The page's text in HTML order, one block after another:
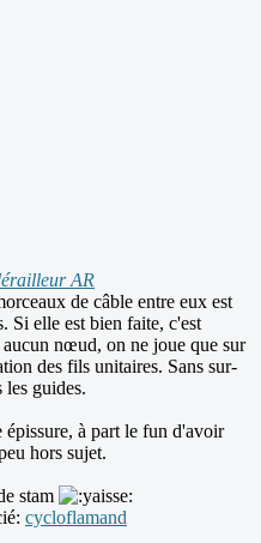
AR
de câble entre eux est
Si elle est bien faite, c'est
nœud, on ne joue que sur
des fils unitaires. Sans sur-
les guides.
épissure, à part le fun d'avoir
hors sujet.
stam
cycloflamand